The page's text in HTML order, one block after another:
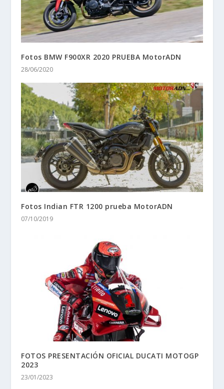
Fotos BMW F900XR 2020 PRUEBA MotorADN
28/06/2020
Fotos Indian FTR 1200 prueba MotorADN
07/10/2019
FOTOS PRESENTACIÓN OFICIAL DUCATI MOTOGP
2023
23/01/2023